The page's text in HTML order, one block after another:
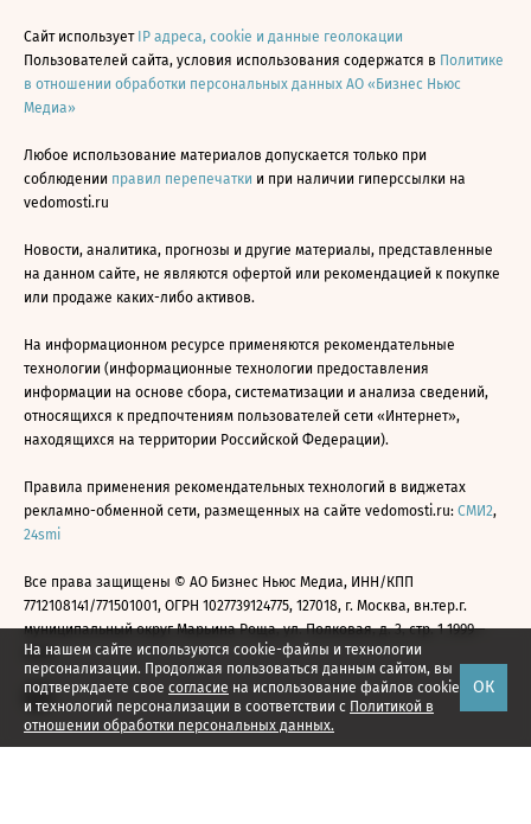
На нашем сайте используются cookie-файлы и технологии
персонализации. Продолжая пользоваться данным сайтом, вы
подтверждаете свое согласие на использование файлов cookie
и технологий персонализации в соответствии с Политикой в
отношении обработки персональных данных.
ОК
Сайт использует IP адреса, cookie и данные геолокации
Пользователей сайта, условия использования содержатся в Политике
в отношении обработки персональных данных АО «Бизнес Ньюс
Медиа»
Любое использование материалов допускается только при
соблюдении правил перепечатки и при наличии гиперссылки на
vedomosti.ru
Новости, аналитика, прогнозы и другие материалы, представленные
на данном сайте, не являются офертой или рекомендацией к покупке
или продаже каких-либо активов.
На информационном ресурсе применяются рекомендательные
технологии (информационные технологии предоставления
информации на основе сбора, систематизации и анализа сведений,
относящихся к предпочтениям пользователей сети «Интернет»,
находящихся на территории Российской Федерации).
Правила применения рекомендательных технологий в виджетах
рекламно-обменной сети, размещенных на сайте vedomosti.ru: СМИ2,
24smi
Все права защищены © АО Бизнес Ньюс Медиа, ИНН/КПП
7712108141/771501001, ОГРН 1027739124775, 127018, г. Москва, вн.тер.г.
муниципальный округ Марьина Роща, ул. Полковая, д. 3, стр. 1 1999—
2026